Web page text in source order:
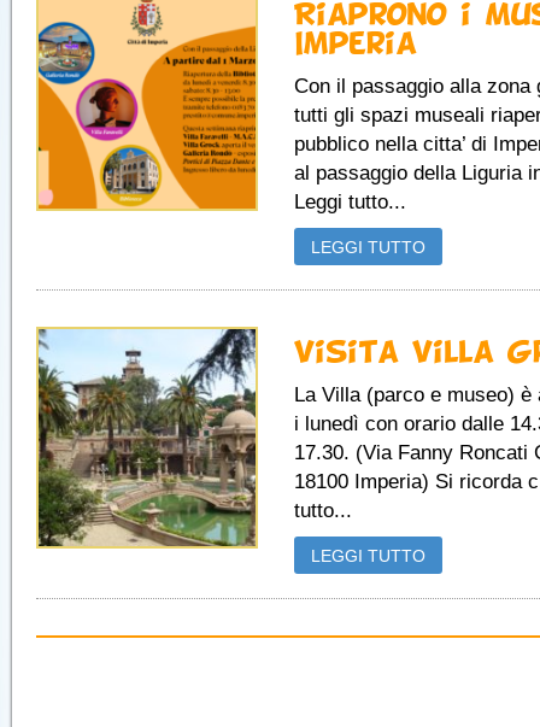
Riaprono i
Imperia
Con il passaggio alla zona
tutti gli spazi museali
pubblico nella citta’ di
al passaggio della Liguria
Leggi tutto...
LEGGI TUTTO
Visita Villa
La Villa (parco e museo) è
i lunedì con orario dalle
17.30. (Via Fanny Roncati
18100 Imperia) Si ricorda
tutto...
LEGGI TUTTO